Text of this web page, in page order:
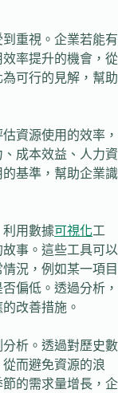
重視。企業若能有
率提升的機會，從
可行的見解，幫助
資源使用的效率，
成本效益、人力資
基準，幫助企業識
利用數據可視化工
事。這些工具可以
況，例如某一項目
偏低。透過分析，
改善措施。
析。透過對歷史數
而避免資源的浪
的需求量增長，企